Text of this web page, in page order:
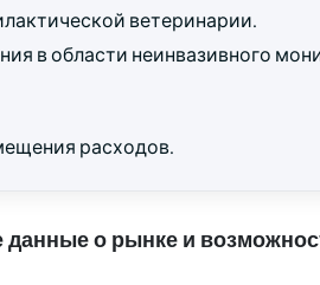
ветеринарии.
в области неинвазивного
расходов.
данные о рынке и